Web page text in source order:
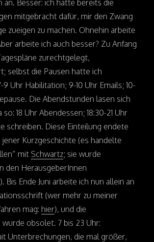
an. Besser: ich hatte bereits die
mitgebracht dafür, mir den Zwang
zueigen zu machen. Ohnehin arbeite
arbeite ich auch besser? Zu Anfang
zurechtgelegt,
selbst die Pausen hatte ich
Uhr Habilitation; 9-10 Uhr Emails; 10-
Die Abendstunden lasen sich
18 Uhr Abendessen; 18:30-21 Uhr
schreiben. Diese Einteilung endete
jener Kurzgeschichte (es handelte
mit Schwartz; sie wurde
den HerausgeberInnen
). Bis Ende Juni arbeite ich nun allein an
(wer mehr zu meiner
mag: hier), und die
obsolet. 7 bis 23 Uhr:
Unterbrechungen, die mal größer,